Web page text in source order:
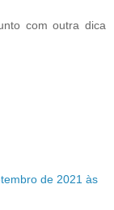
com outra dica
de 2021 às